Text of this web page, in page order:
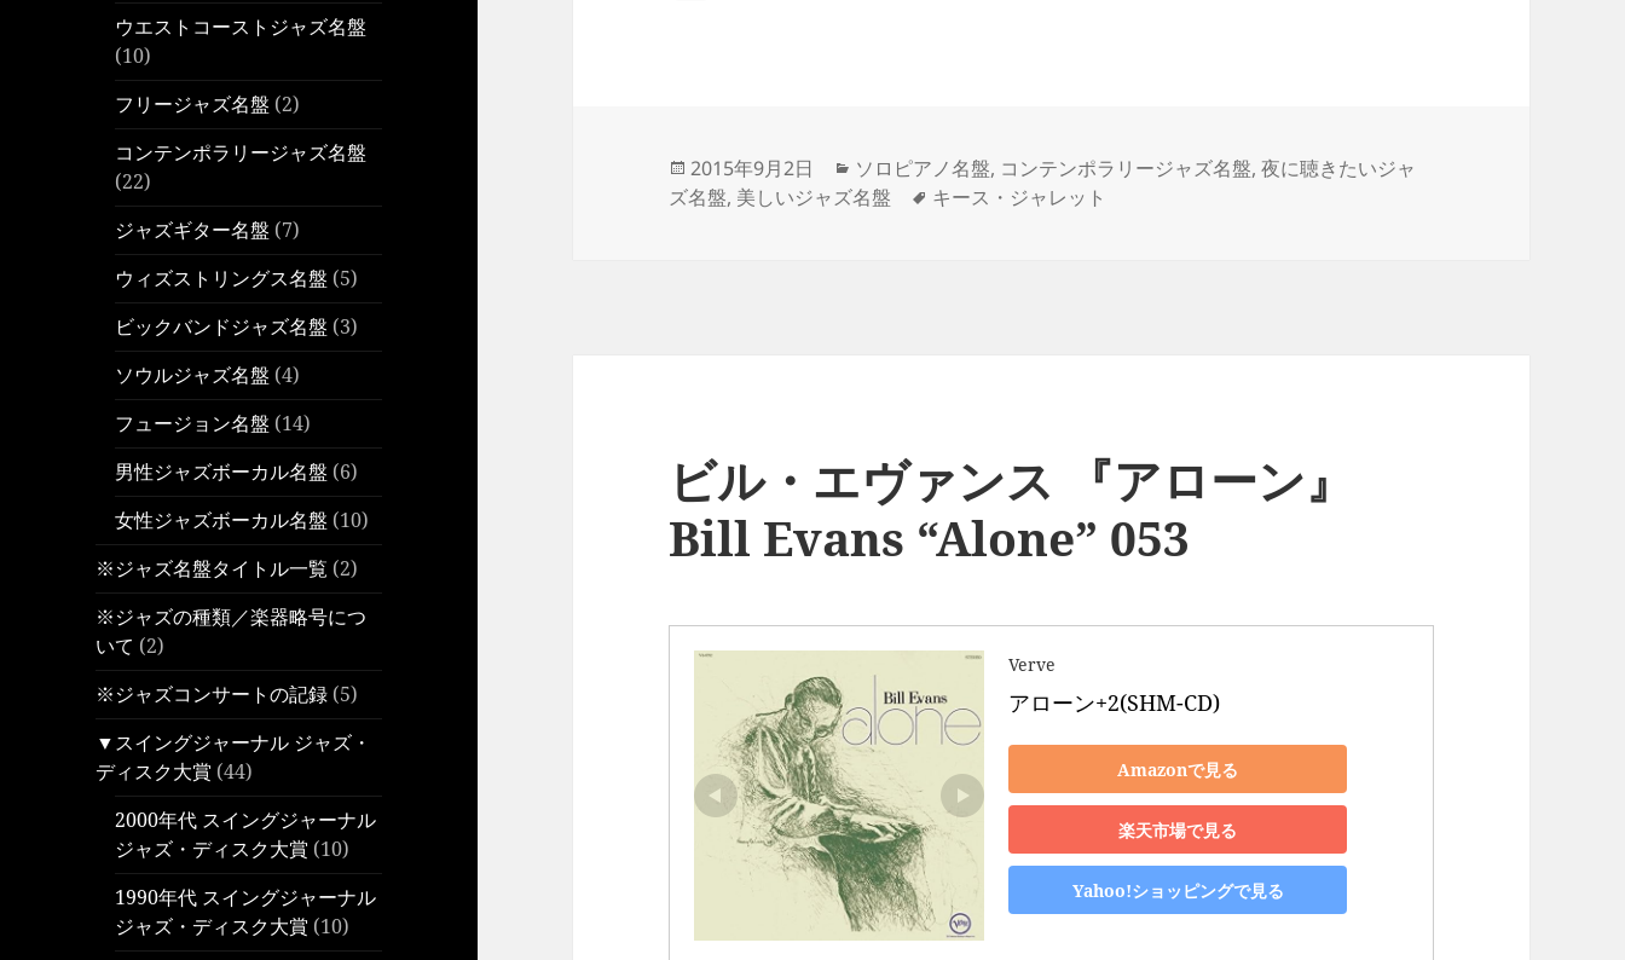
ウエストコーストジャズ名盤
(10)
フリージャズ名盤 (2)
コンテンポラリージャズ名盤
(22)
ジャズギター名盤 (7)
ウィズストリングス名盤 (5)
ビックバンドジャズ名盤 (3)
ソウルジャズ名盤 (4)
フュージョン名盤 (14)
男性ジャズボーカル名盤 (6)
女性ジャズボーカル名盤 (10)
※ジャズ名盤タイトル一覧 (2)
※ジャズの種類／楽器略号につ
いて (2)
※ジャズコンサートの記録 (5)
▼スイングジャーナル ジャズ・
ディスク大賞 (44)
2000年代 スイングジャーナル
ジャズ・ディスク大賞 (10)
1990年代 スイングジャーナル
ジャズ・ディスク大賞 (10)
投
稿
2015年9月2日
カ
テ
ソロピアノ名盤, コンテンポラリージャズ名盤,夜に聴きたいジャ
ズ名盤, 美しいジャズ名盤
タ
キース・ジャレット
ビル・エヴァンス 『アローン』
Bill Evans “Alone” 053
Verve
アローン+2(SHM-CD)
Amazonで見る
楽天市場で見る
Yahoo!ショッピングで見る